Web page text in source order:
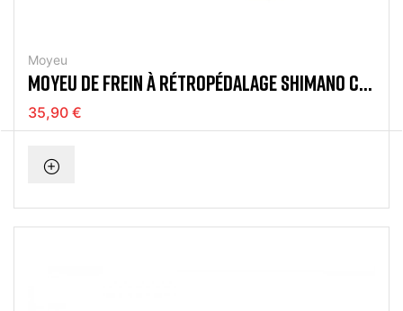
Moyeu
MOYEU DE FREIN À RÉTROPÉDALAGE SHIMANO CB
E110
35,90 €